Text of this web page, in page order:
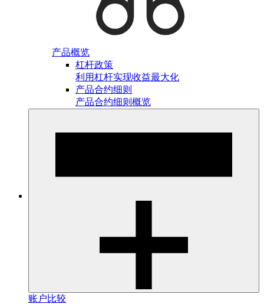
产品概览
杠杆政策
利用杠杆实现收益最大化
产品合约细则
产品合约细则概览
账户比较